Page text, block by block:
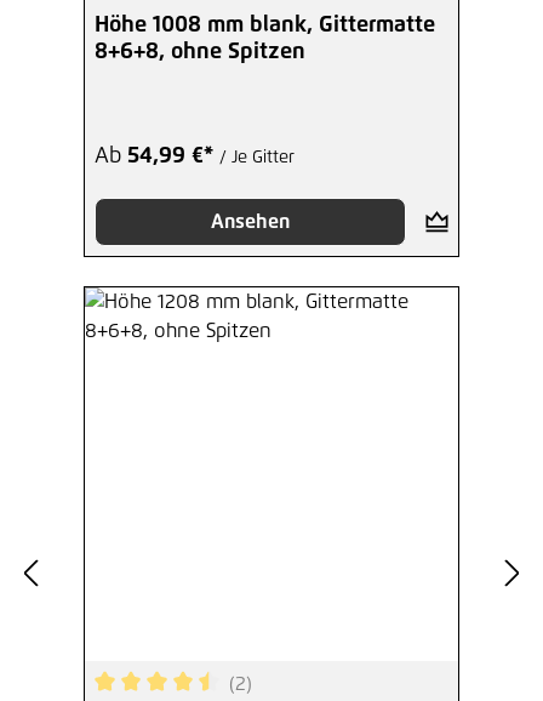
Durchschnittliche Bewertung von 4.88 von 5
Höhe 1008 mm blank, Gittermatte
8+6+8, ohne Spitzen
Ab 54,99 €* / Je Gitter
Ansehen
(2)